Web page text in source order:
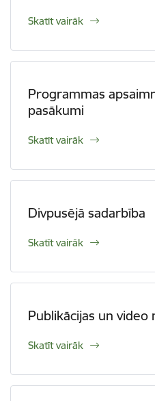
Skatīt vairāk
​​​​​​​Programmas
pasākumi
Skatīt vairāk
Divpusējā sadarbība
Skatīt vairāk
​​​​​​​Publikācijas un video
Skatīt vairāk